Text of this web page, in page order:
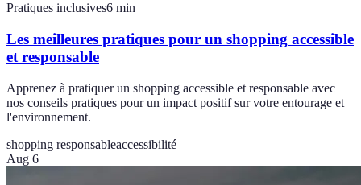
Pratiques inclusives6 min
Les meilleures pratiques pour un shopping accessible
et responsable
Apprenez à pratiquer un shopping accessible et responsable avec
nos conseils pratiques pour un impact positif sur votre entourage et
l'environnement.
shopping responsableaccessibilité
Aug 6